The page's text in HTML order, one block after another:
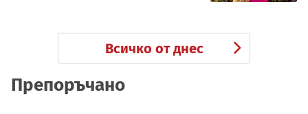
Всичко от днес
Препоръчано